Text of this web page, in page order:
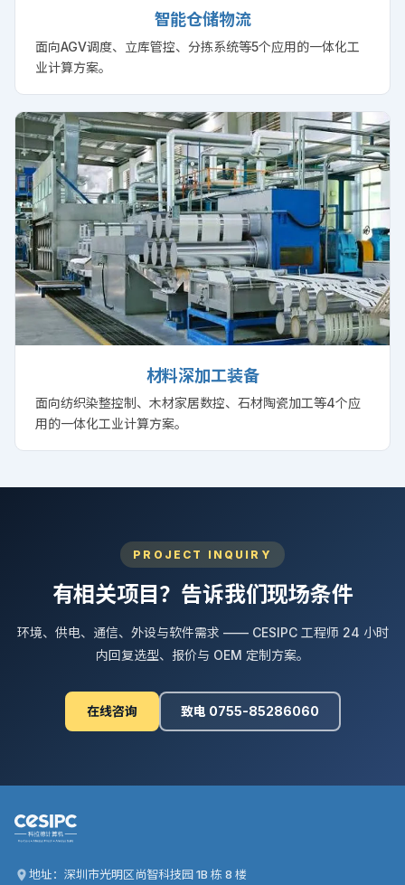
智能仓储物流
面向AGV调度、立库管控、分拣系统等5个应用的一体化工
业计算方案。
材料深加工装备
面向纺织染整控制、木材家居数控、石材陶瓷加工等4个应
用的一体化工业计算方案。
PROJECT INQUIRY
有相关项目？告诉我们现场条件
环境、供电、通信、外设与软件需求 —— CESIPC 工程师 24 小时
内回复选型、报价与 OEM 定制方案。
在线咨询 致电 0755-85286060
地址：深圳市光明区尚智科技园 1B 栋 8 楼